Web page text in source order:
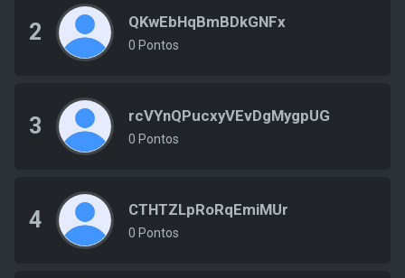
2 QKwEbHqBmBDkGNFx
0 Pontos
3 rcVYnQPucxyVEvDgMygpUG
0 Pontos
4 CTHTZLpRoRqEmiMUr
0 Pontos